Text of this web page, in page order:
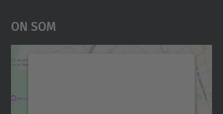
On Som